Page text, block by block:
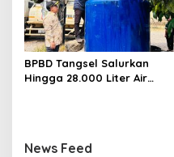
BPBD Tangsel Salurkan
Hingga 28.000 Liter Air
News Feed